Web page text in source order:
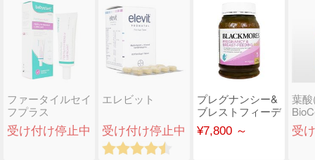
ファータイルセイ
フプラス
(Babystart)
受け付け停止中
エレビット
受け付け停止中
プレグナンシー&
ブレストフィーデ
ィング・ゴールド
(B..
¥7,800 ～
葉
受